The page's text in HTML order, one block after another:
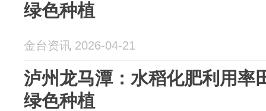
绿色种植
金台资讯 2026-04-21
泸州龙马潭：水稻化肥利用率
绿色种植